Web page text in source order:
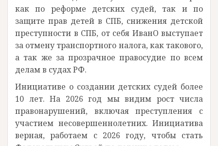
как по реформе детских судей, так и по
защите прав детей в СПБ, снижения детской
преступности в СПБ, от себя ИванО выступает
за отмену транспортного налога, как такового,
а так же за прозрачное правосудие по всем
делам в судах РФ.
Инициативе о создании детских судей более
10 лет. На 2026 год мы видим рост числа
правонарушений, включая преступления с
участием несовершеннолетних. Инициатива
верная, работаем с 2026 году, чтобы стать